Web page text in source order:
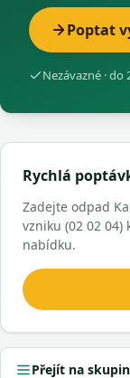
Poptat
Nezávazné · do
Rychlá
Zadejte odpad
vzniku (02 02
nabídku.
Přejít na